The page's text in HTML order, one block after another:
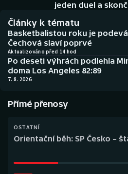
Baseball a softbal
Basketbal
Biatlon
Boby a skeleton
Box
Curling
Historické návraty
Aplikace ČT sport
AZ kvíz
jeden duel a
Články k tématu
Basketbalistou roku je
Čechová slaví poprvé
Aktualizováno před 14 hod
Po deseti výhrách podlehla
doma Los Angeles 82:89
7. 8. 2026
Přímé přenosy
OSTATNÍ
Orientační běh: SP Česko –